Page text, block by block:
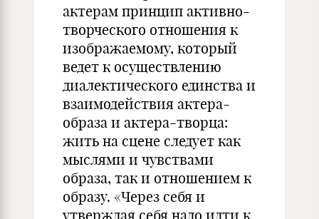
актерам принцип активно-
творческого отношения к
изображаемому, который
ведет к осуществлению
диалектического единства и
взаимодействия актера-
образа и актера-творца:
жить на сцене следует как
мыслями и чувствами
образа, так и отношением к
образу. «Через себя и
утверждая себя надо идти к